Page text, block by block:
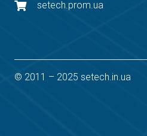
setech.prom.ua
© 2011 – 2025 setech.in.ua